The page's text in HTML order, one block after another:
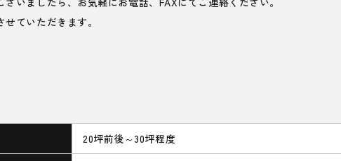
ていただきます。
20坪前後～30坪程度